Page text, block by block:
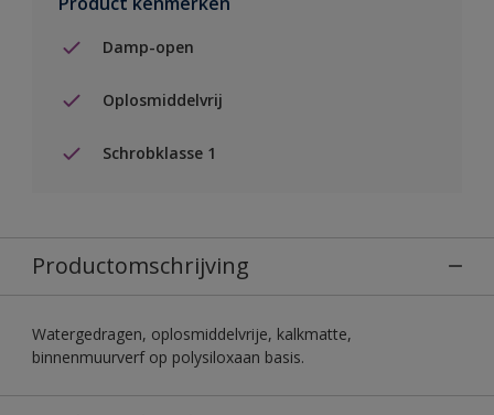
Damp-open
Oplosmiddelvrij
Schrobklasse 1
Productomschrijving
Watergedragen, oplosmiddelvrije, kalkmatte,
binnenmuurverf op polysiloxaan basis.